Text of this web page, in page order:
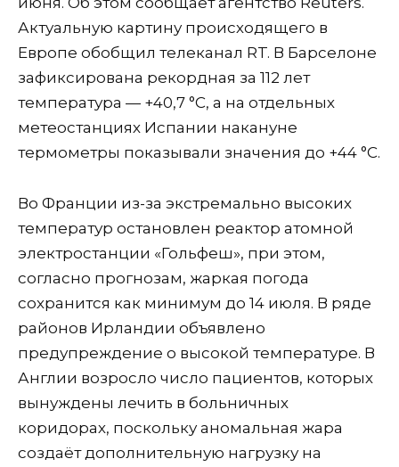
Актуальную картину происходящего в
Европе обобщил телеканал RT. В Барселоне
зафиксирована рекордная за 112 лет
температура — +40,7 °C, а на отдельных
метеостанциях Испании накануне
термометры показывали значения до +44 °C.
Во Франции из-за экстремально высоких
температур остановлен реактор атомной
электростанции «Гольфеш», при этом,
согласно прогнозам, жаркая погода
сохранится как минимум до 14 июля. В ряде
районов Ирландии объявлено
предупреждение о высокой температуре. В
Англии возросло число пациентов, которых
вынуждены лечить в больничных
коридорах, поскольку аномальная жара
создаёт дополнительную нагрузку на